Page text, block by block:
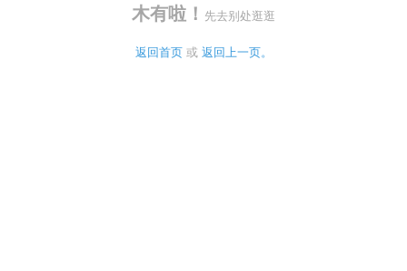
木有啦！ 先去别处逛逛
返回首页 或 返回上一页。